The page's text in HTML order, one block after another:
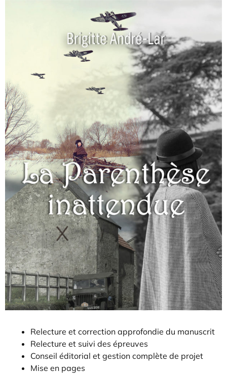
Relecture et correction approfondie du manuscrit
Relecture et suivi des épreuves
Conseil éditorial et gestion complète de projet
Mise en pages